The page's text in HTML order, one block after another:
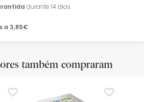
durante 14 dias
a 3,85€
também compraram